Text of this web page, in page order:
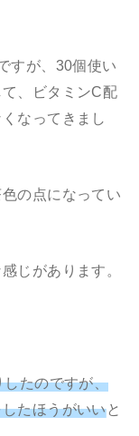
すが、30個使い
て、ビタミンC配
なってきまし
の点になってい
じがあります。
たのですが、
たほうがいいと